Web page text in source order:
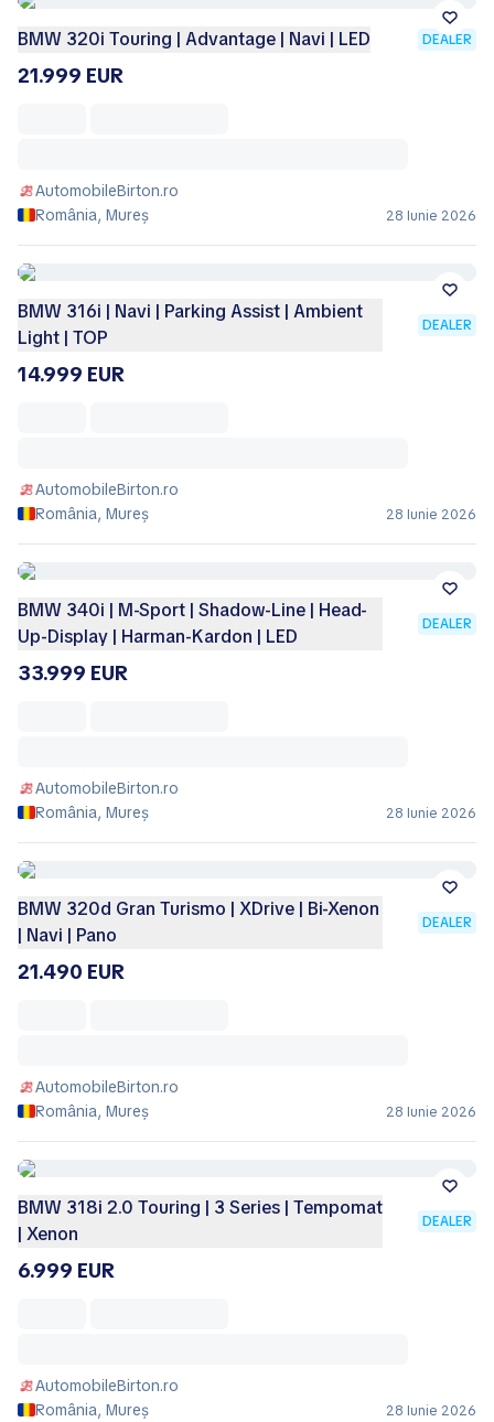
BMW 320i Touring | Advantage | Navi | LED DEALER
21.999 EUR
AutomobileBirton.ro
România, Mureș
28 Iunie 2026
BMW 316i | Navi | Parking Assist | Ambient
Light | TOP
DEALER
14.999 EUR
AutomobileBirton.ro
România, Mureș
28 Iunie 2026
BMW 340i | M-Sport | Shadow-Line | Head-
Up-Display | Harman-Kardon | LED
DEALER
33.999 EUR
AutomobileBirton.ro
România, Mureș
28 Iunie 2026
BMW 320d Gran Turismo | XDrive | Bi-Xenon
| Navi | Pano
DEALER
21.490 EUR
AutomobileBirton.ro
România, Mureș
28 Iunie 2026
BMW 318i 2.0 Touring | 3 Series | Tempomat
| Xenon
DEALER
6.999 EUR
AutomobileBirton.ro
România, Mureș
28 Iunie 2026